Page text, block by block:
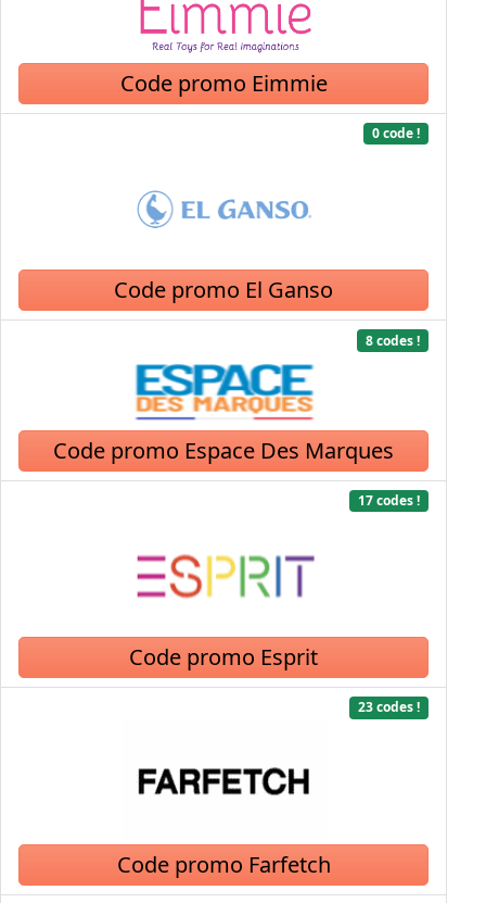
Code promo Eimmie
0 code !
Code promo El Ganso
8 codes !
Code promo Espace Des Marques
17 codes !
Code promo Esprit
23 codes !
Code promo Farfetch